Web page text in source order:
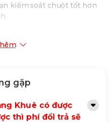
kiểm soát chuột tốt hơn
nối tùy theo nhu cầu sử
tối đa trong quá trình chơi
độ phân giải cao
gặp
Khuê có được
thì phí đổi trả sẽ